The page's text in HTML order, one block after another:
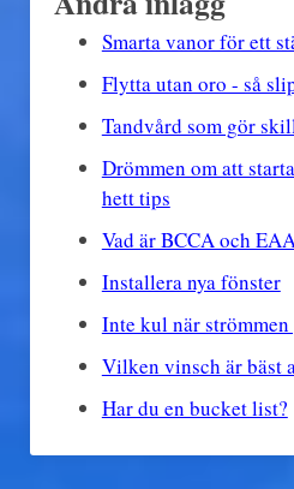
Smarta vanor för ett
Flytta utan oro - så
Tandvård som gör
Drömmen om att
hett tips
Vad är BCCA och
Installera nya fönster
Inte kul när strömmen
Vilken vinsch är bäst
Har du en bucket list?